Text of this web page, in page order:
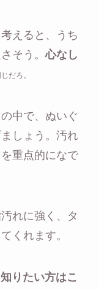
えると、うち
そう。心なし
だろ。
中で、ぬいぐ
しょう。汚れ
重点的になで
れに強く、タ
くれます。
りたい方はこ